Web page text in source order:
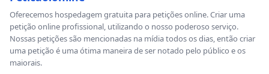
Oferecemos hospedagem gratuita para petições online. Criar uma
petição online profissional, utilizando o nosso poderoso serviço.
Nossas petições são mencionadas na mídia todos os dias, então criar
uma petição é uma ótima maneira de ser notado pelo público e os
maiorais.